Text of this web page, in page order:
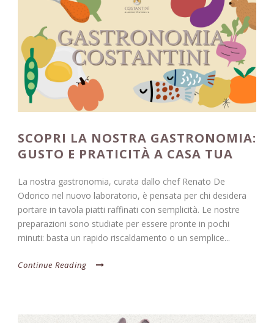
SCOPRI LA NOSTRA GASTRONOMIA:
GUSTO E PRATICITÀ A CASA TUA
La nostra gastronomia, curata dallo chef Renato De
Odorico nel nuovo laboratorio, è pensata per chi desidera
portare in tavola piatti raffinati con semplicità. Le nostre
preparazioni sono studiate per essere pronte in pochi
minuti: basta un rapido riscaldamento o un semplice...
Continue Reading